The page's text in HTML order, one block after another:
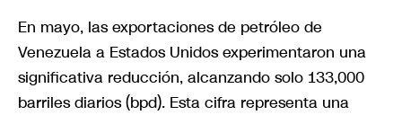
En mayo, las exportaciones de petróleo de
Venezuela a Estados Unidos experimentaron una
significativa reducción, alcanzando solo 133,000
barriles diarios (bpd). Esta cifra representa una